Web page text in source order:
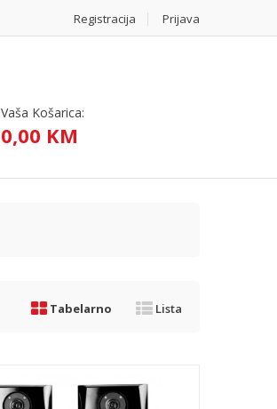
Registracija Prijava
Vaša Košarica:
0,00 KM
Tabelarno Lista